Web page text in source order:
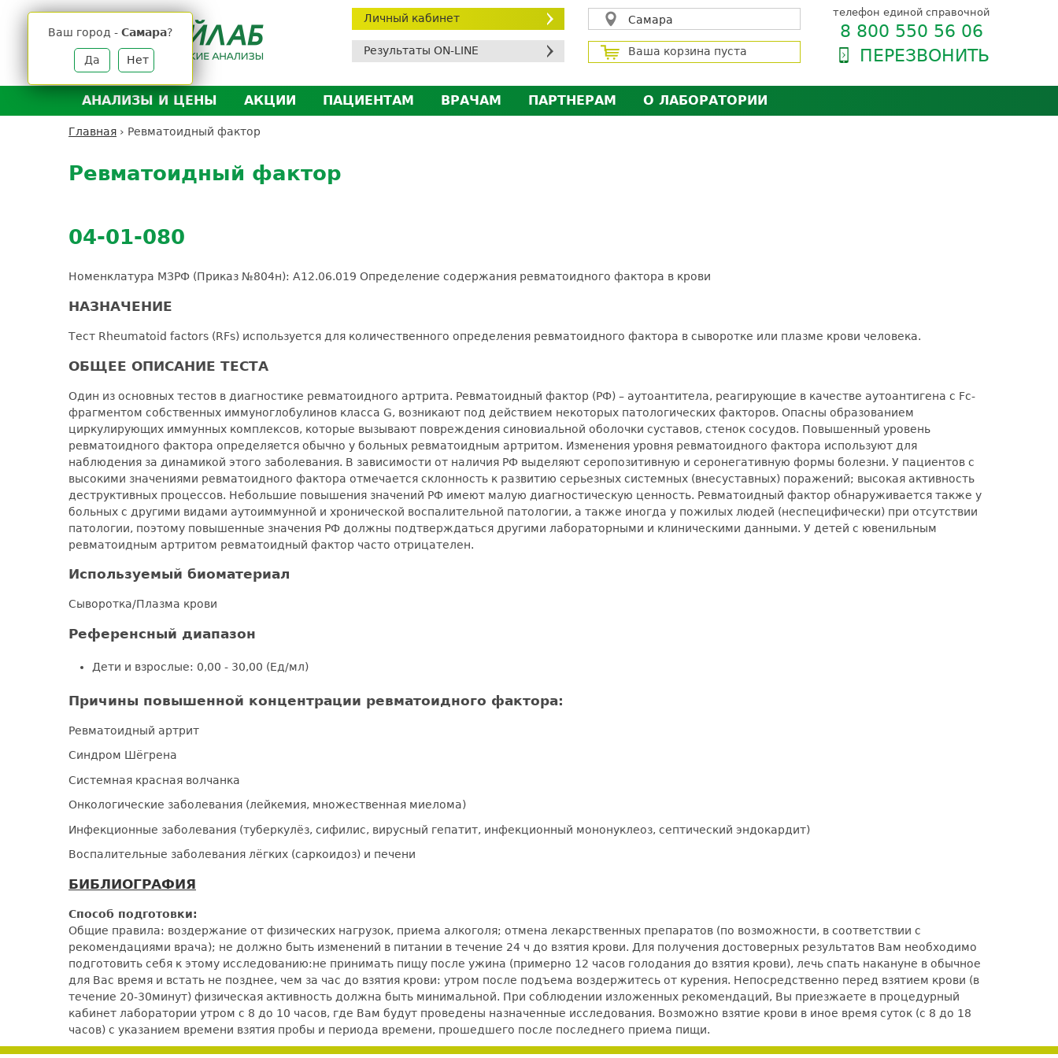
Личный кабинет
Результаты ON-LINE
Самара
Ваш город - Самара?
Да Нет
Ваша корзина пуста
телефон единой справочной
8 800 550 56 06
ПЕРЕЗВОНИТЬ
АНАЛИЗЫ И ЦЕНЫ
Анализы и цены
Выезд на дом
Расшифровка анализов
АКЦИИ
ПАЦИЕНТАМ
ДМС
ВРАЧАМ
ПАРТНЕРАМ
О ЛАБОРАТОРИИ
Главная › Ревматоидный фактор
to
top
Ревматоидный фактор
04-01-080
Номенклатура МЗРФ (Приказ №804н): A12.06.019 Определение содержания ревматоидного фактора в крови
НАЗНАЧЕНИЕ
Тест Rheumatoid factors (RFs) используется для количественного определения ревматоидного фактора в сыворотке или плазме крови человека.
ОБЩЕЕ ОПИСАНИЕ ТЕСТА
Один из основных тестов в диагностике ревматоидного артрита. Ревматоидный фактор (РФ) – аутоантитела, реагирующие в качестве аутоантигена с Fc-
фрагментом собственных иммуноглобулинов класса G, возникают под действием некоторых патологических факторов. Опасны образованием
циркулирующих иммунных комплексов, которые вызывают повреждения синовиальной оболочки суставов, стенок сосудов. Повышенный уровень
ревматоидного фактора определяется обычно у больных ревматоидным артритом. Изменения уровня ревматоидного фактора используют для
наблюдения за динамикой этого заболевания. В зависимости от наличия РФ выделяют серопозитивную и серонегативную формы болезни. У пациентов с
высокими значениями ревматоидного фактора отмечается склонность к развитию серьезных системных (внесуставных) поражений; высокая активность
деструктивных процессов. Небольшие повышения значений РФ имеют малую диагностическую ценность. Ревматоидный фактор обнаруживается также у
больных с другими видами аутоиммунной и хронической воспалительной патологии, а также иногда у пожилых людей (неспецифически) при отсутствии
патологии, поэтому повышенные значения РФ должны подтверждаться другими лабораторными и клиническими данными. У детей с ювенильным
ревматоидным артритом ревматоидный фактор часто отрицателен.
Используемый биоматериал
Сыворотка/Плазма крови
Референсный диапазон
Дети и взрослые: 0,00 - 30,00 (Ед/мл)
Причины повышенной концентрации ревматоидного фактора:
Ревматоидный артрит
Синдром Шёгрена
Системная красная волчанка
Онкологические заболевания (лейкемия, множественная миелома)
Инфекционные заболевания (туберкулёз, сифилис, вирусный гепатит, инфекционный мононуклеоз, септический эндокардит)
Воспалительные заболевания лёгких (саркоидоз) и печени
БИБЛИОГРАФИЯ
Способ подготовки:
Общие правила: воздержание от физических нагрузок, приема алкоголя; отмена лекарственных препаратов (по возможности, в соответствии с
рекомендациями врача); не должно быть изменений в питании в течение 24 ч до взятия крови. Для получения достоверных результатов Вам необходимо
подготовить себя к этому исследованию:не принимать пищу после ужина (примерно 12 часов голодания до взятия крови), лечь спать накануне в обычное
для Вас время и встать не позднее, чем за час до взятия крови: утром после подъема воздержитесь от курения. Непосредственно перед взятием крови (в
течение 20-30минут) физическая активность должна быть минимальной. При соблюдении изложенных рекомендаций, Вы приезжаете в процедурный
кабинет лаборатории утром с 8 до 10 часов, где Вам будут проведены назначенные исследования. Возможно взятие крови в иное время суток (с 8 до 18
часов) с указанием времени взятия пробы и периода времени, прошедшего после последнего приема пищи.